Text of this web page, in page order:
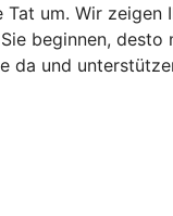
um. Wir zeigen
beginnen, desto
da und